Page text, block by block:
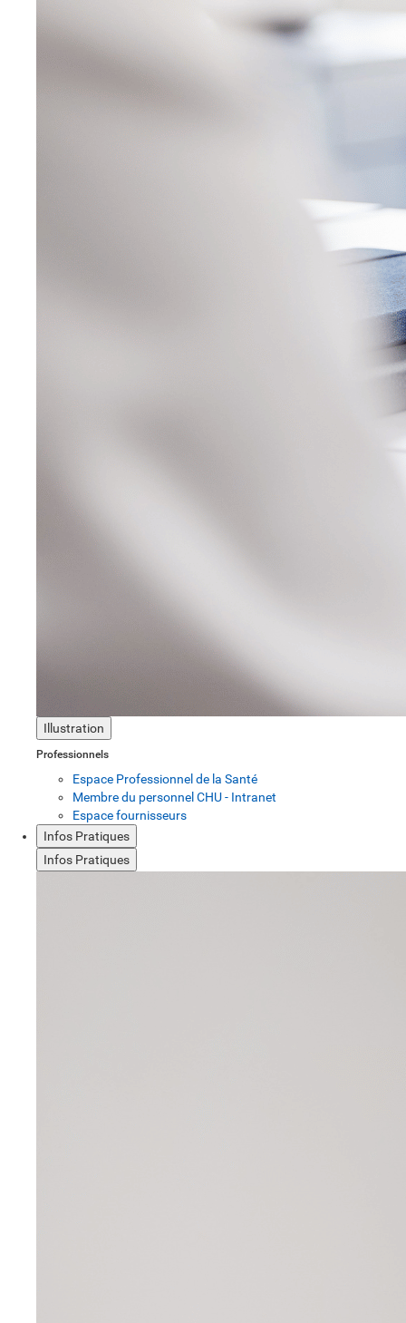
Illustration
Professionnels
Espace Professionnel de la Santé
Membre du personnel CHU - Intranet
Espace fournisseurs
Infos Pratiques
Infos Pratiques